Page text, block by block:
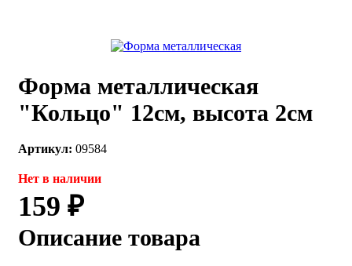
Форма металлическая
"Кольцо" 12см, высота 2см
Артикул: 09584
Нет в наличии
159 ₽
Описание товара